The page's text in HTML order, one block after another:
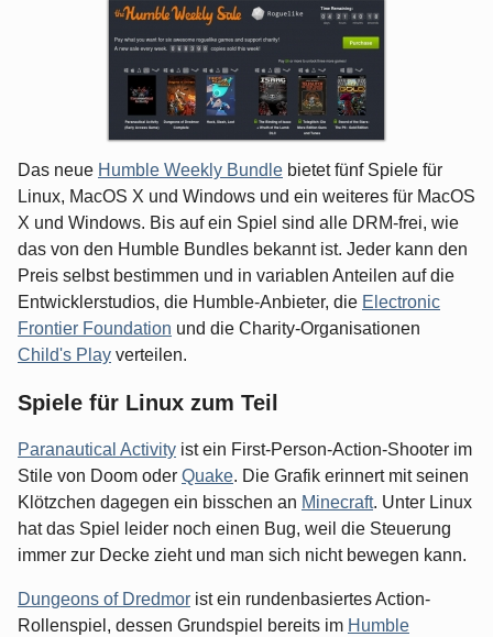
Das neue Humble Weekly Bundle bietet fünf Spiele für
Linux, MacOS X und Windows und ein weiteres für MacOS
X und Windows. Bis auf ein Spiel sind alle DRM-frei, wie
das von den Humble Bundles bekannt ist. Jeder kann den
Preis selbst bestimmen und in variablen Anteilen auf die
Entwicklerstudios, die Humble-Anbieter, die Electronic
Frontier Foundation und die Charity-Organisationen
Child's Play verteilen.
Spiele für Linux zum Teil
Paranautical Activity ist ein First-Person-Action-Shooter im
Stile von Doom oder Quake. Die Grafik erinnert mit seinen
Klötzchen dagegen ein bisschen an Minecraft. Unter Linux
hat das Spiel leider noch einen Bug, weil die Steuerung
immer zur Decke zieht und man sich nicht bewegen kann.
Dungeons of Dredmor ist ein rundenbasiertes Action-
Rollenspiel, dessen Grundspiel bereits im Humble